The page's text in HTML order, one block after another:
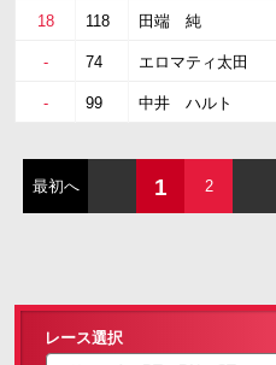
18 118 田端 純
- 74 エロマティ太田
- 99 中井 ハルト
最初へ 1 2
レース選択